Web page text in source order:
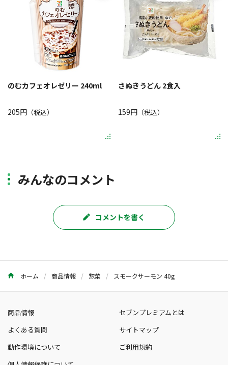
のむカフェオレゼリー 240ml
205円 （税込）
さぬきうどん 2食入
159円（税込）
みんなのコメント
コメントを書く
ホーム 商品情報 惣菜 スモークサーモン 40g
商品情報
セブンプレミアムとは
よくある質問
サイトマップ
動作環境について
ご利用規約